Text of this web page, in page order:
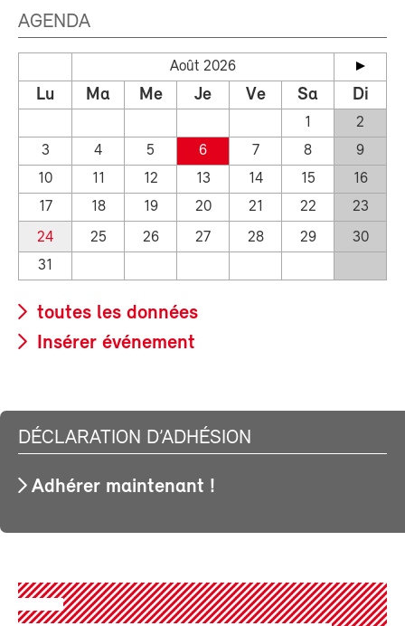
AGENDA
Août 2026
Lu Ma Me Je Ve Sa Di
1
2
3
4 5 6 7 8
9
10
11 12 13 14 15
16
17
18 19 20 21 22
23
24
25 26 27 28 29
30
31
toutes les données
Insérer événement
DÉCLARATION D’ADHÉSION
Adhérer maintenant !